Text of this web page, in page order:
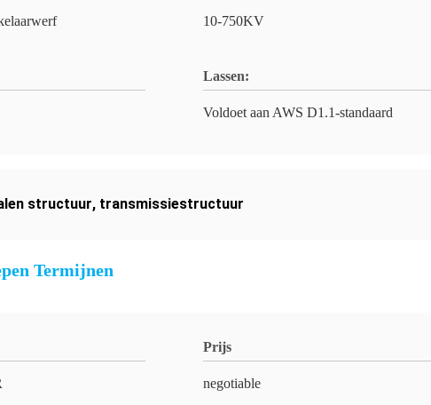
10-750KV
Lassen:
Voldoet aan AWS D1.1-standaard
structuur, transmissiestructuur
Termijnen
Prijs
negotiable